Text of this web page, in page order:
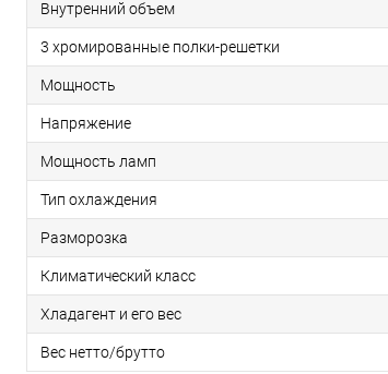
Внутренний объем
3 хромированные полки-решетки
Мощность
Напряжение
Мощность ламп
Тип охлаждения
Разморозка
Климатический класс
Хладагент и его вес
Вес нетто/брутто